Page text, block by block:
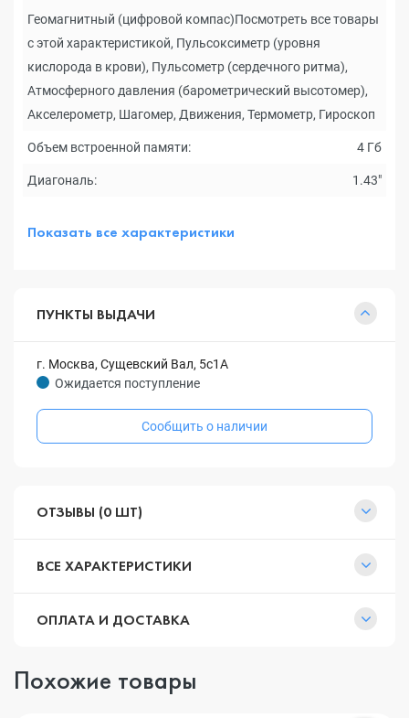
Геомагнитный (цифровой компас)Посмотреть все товары
с этой характеристикой, Пульсоксиметр (уровня
кислорода в крови), Пульсометр (сердечного ритма),
Атмосферного давления (барометрический высотомер),
Акселерометр, Шагомер, Движения, Термометр, Гироскоп
Объем встроенной памяти: 4 Гб
Диагональ: 1.43"
Показать все характеристики
ПУНКТЫ ВЫДАЧИ
г. Москва, Сущевский Вал, 5с1А
Ожидается поступление
Сообщить о наличии
ОТЗЫВЫ (0 ШТ)
ВСЕ ХАРАКТЕРИСТИКИ
ОПЛАТА И ДОСТАВКА
Похожие товары